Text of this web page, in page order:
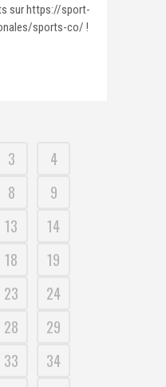
sur https://sport-
sports-co/ !
3
4
8
9
13
14
18
19
23
24
28
29
33
34